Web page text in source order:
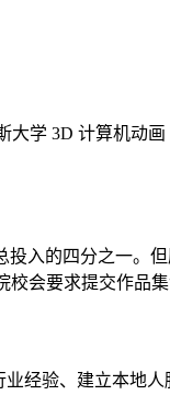
学 3D 计算机动
投入的四分之一
会要求提交作品
经验、建立本地